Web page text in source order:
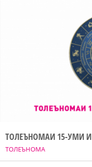
ТОЛЕЪНОМА
ТОЛЕЪНОМАИ 15-УМИ